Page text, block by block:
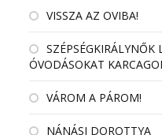
VISSZA AZ OVIBA!
SZÉPSÉGKIRÁLYNŐK
ÓVODÁSOKAT
VÁROM A PÁROM!
NÁNÁSI DOROTTYA